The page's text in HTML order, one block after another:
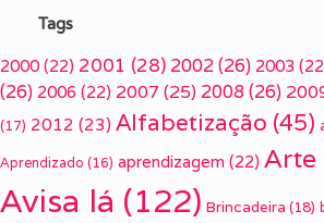
Tags
2000 (22) 2001 (28) 2002(26) 2003
(26) 2006 (22) 2007 (25) 2008(26)
(17) 2012 (23) Alfabetização (45)
Aprendizado (16) aprendizagem (22) Arte
Avisa lá (122) Brincadeira (18)